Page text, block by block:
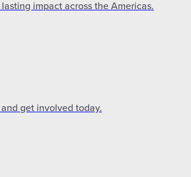
impact across the Americas.
get involved today.